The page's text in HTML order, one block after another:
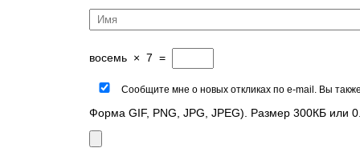
восемь × 7 =
Сообщите мне о новых откликах по e-mail. Вы
Форма GIF, PNG, JPG, JPEG). Размер 300КБ или